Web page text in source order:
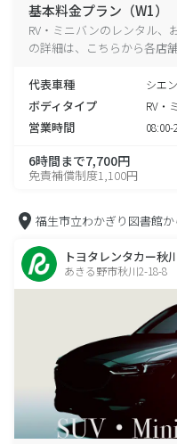
基本料金プラン（W1）
RV・ミニバンのレンタル
の詳細は、こちらから各店
代表車種 シエ
ボディタイプ RV・
営業時間 08:00-
6時間まで7,700円
免責補償制度1,100円
福生市立わかぎり図書館か
トヨタレンタカー秋
あきる野市秋川2-18-8